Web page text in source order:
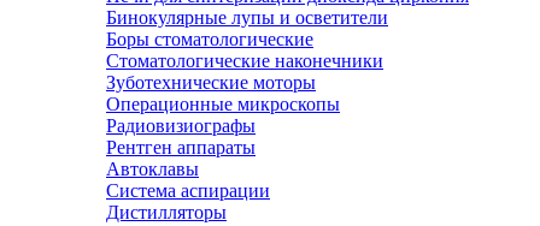
Бинокулярные лупы и осветители
Боры стоматологические
Стоматологические наконечники
Зуботехнические моторы
Операционные микроскопы
Радиовизиографы
Рентген аппараты
Автоклавы
Система аспирации
Дистилляторы